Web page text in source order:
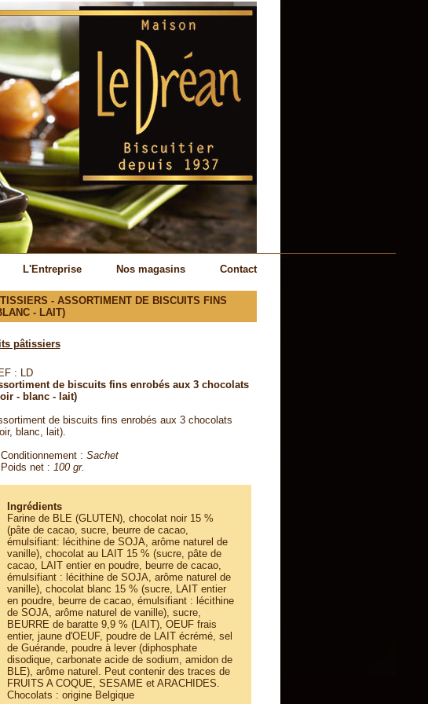
L'Entreprise Nos magasins Contact
- ASSORTIMENT DE BISCUITS FINS
- LAIT)
pâtissiers
: LD
de biscuits fins enrobés aux 3 chocolats
- blanc - lait)
de biscuits fins enrobés aux 3 chocolats
blanc, lait).
: Sachet
net : 100 gr.
Ingrédients
Farine de BLE (GLUTEN), chocolat noir 15 %
(pâte de cacao, sucre, beurre de cacao,
émulsifiant: lécithine de SOJA, arôme naturel de
vanille), chocolat au LAIT 15 % (sucre, pâte de
cacao, LAIT entier en poudre, beurre de cacao,
émulsifiant : lécithine de SOJA, arôme naturel de
vanille), chocolat blanc 15 % (sucre, LAIT entier
en poudre, beurre de cacao, émulsifiant : lécithine
de SOJA, arôme naturel de vanille), sucre,
BEURRE de baratte 9,9 % (LAIT), OEUF frais
entier, jaune d'OEUF, poudre de LAIT écrémé, sel
de Guérande, poudre à lever (diphosphate
disodique, carbonate acide de sodium, amidon de
BLE), arôme naturel. Peut contenir des traces de
FRUITS A COQUE, SESAME et ARACHIDES.
Chocolats : origine Belgique